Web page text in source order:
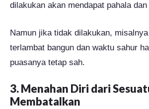
dilakukan akan mendapat pahala
Namun jika tidak dilakukan,
terlambat bangun dan waktu sahur
puasanya tetap sah.
3. Menahan Diri dari
Membatalkan